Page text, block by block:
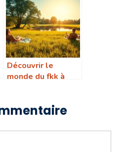
Découvrir le
monde du fkk à
savoir